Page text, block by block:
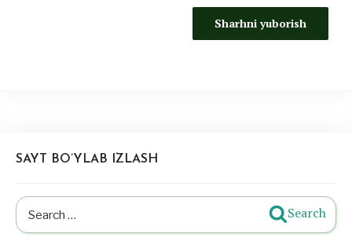
SAYT BO’YLAB IZLASH
Search
for:
Search